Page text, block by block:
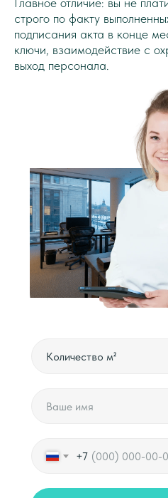
строго по факту
подписания акта в конце
ключи, взаимодействие с
выход персонала.
+7